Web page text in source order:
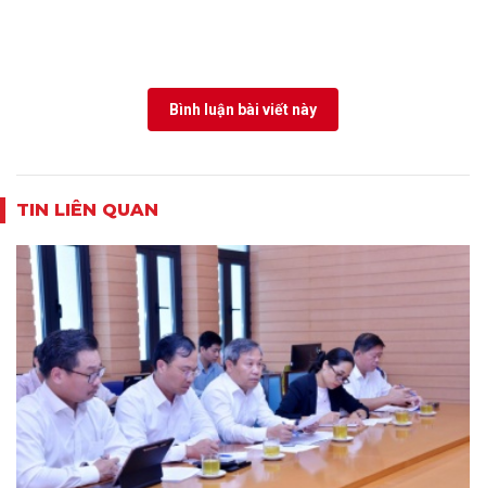
Bình luận bài viết này
TIN LIÊN QUAN